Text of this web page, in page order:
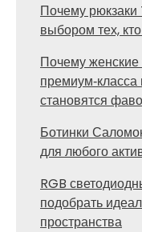
Почему рюкзаки
выбором тех,
Почему
становятся
Ботинки
для любого
RGB
подобрать
пространства